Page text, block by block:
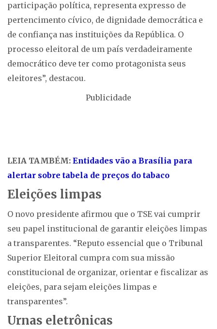
participação política, representa expresso de
pertencimento cívico, de dignidade democrática e
de confiança nas instituições da República. O
processo eleitoral de um país verdadeiramente
democrático deve ter como protagonista seus
eleitores”, destacou.
Publicidade
LEIA TAMBÉM: Entidades vão a Brasília para
alertar sobre tabela de preços do tabaco
Eleições limpas
O novo presidente afirmou que o TSE vai cumprir
seu papel institucional de garantir eleições limpas
a transparentes. “Reputo essencial que o Tribunal
Superior Eleitoral cumpra com sua missão
constitucional de organizar, orientar e fiscalizar as
eleições, para sejam eleições limpas e
transparentes”.
Urnas eletrônicas